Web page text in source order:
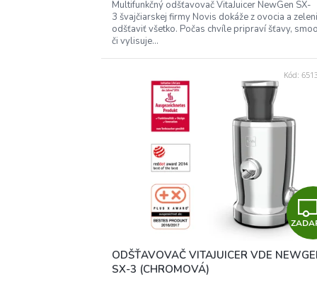
Multifunkčný odšťavovač VitaJuicer NewGen SX-
3 švajčiarskej firmy Novis dokáže z ovocia a
odšťaviť všetko. Počas chvíle pripraví šťavy,
či vylisuje...
ODŠŤAVOVAČ VITAJUICER VDE
SX-3 (CHROMOVÁ)
Kód: